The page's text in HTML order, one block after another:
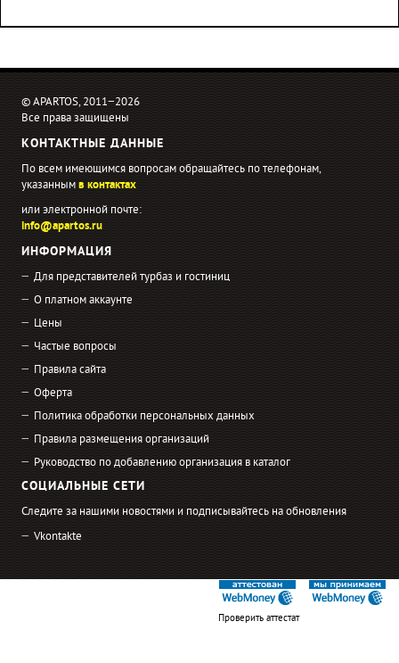
© APARTOS, 2011−2026
Все права защищены
КОНТАКТНЫЕ ДАННЫЕ
По всем имеющимся вопросам обращайтесь по телефонам,
указаннымв контактах
или электронной почте:
info@apartos.ru
ИНФОРМАЦИЯ
Для представителей турбаз и гостиниц
О платном аккаунте
Цены
Частые вопросы
Правила сайта
Оферта
Политика обработки персональных данных
Правила размещения организаций
Руководство по добавлению организация в каталог
СОЦИАЛЬНЫЕ СЕТИ
Следите за нашими новостями и подписывайтесь на обновления
Vkontakte
Проверить аттестат